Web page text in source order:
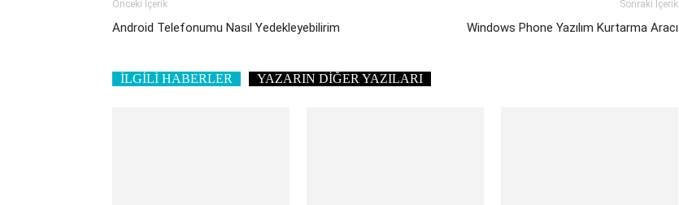
Önceki İçerik
Android Telefonumu Nasıl Yedekleyebilirim
Sonraki İçerik
Windows Phone Yazılım Kurtarma Aracı
İLGİLİ HABERLER YAZARIN DİĞER YAZILARI